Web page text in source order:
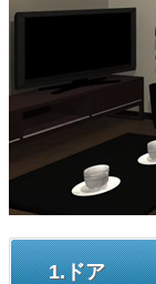
1.ドア